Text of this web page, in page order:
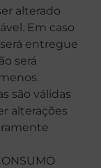
alterado
Em caso
entregue
será
são válidas
alterações